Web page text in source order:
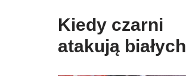
Kiedy czarni
atakują białych